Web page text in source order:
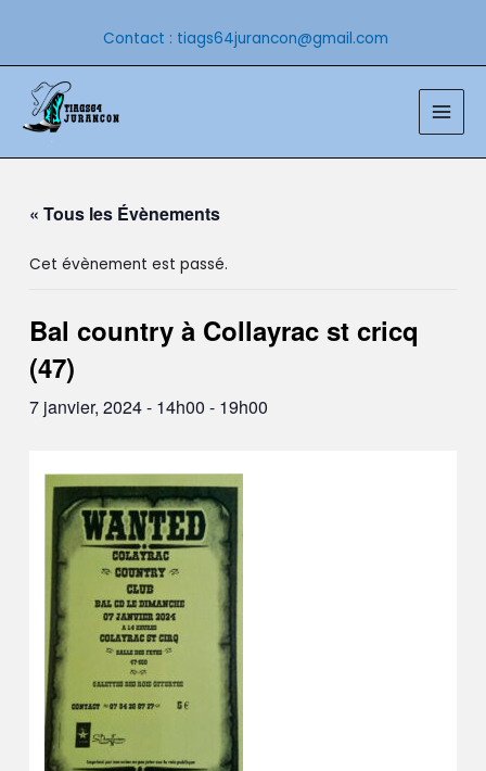
Contact : tiags64jurancon@gmail.com
Main
« Tous les Évènements
Cet évènement est passé.
Bal country à Collayrac st cricq
(47)
7 janvier, 2024 - 14h00 - 19h00